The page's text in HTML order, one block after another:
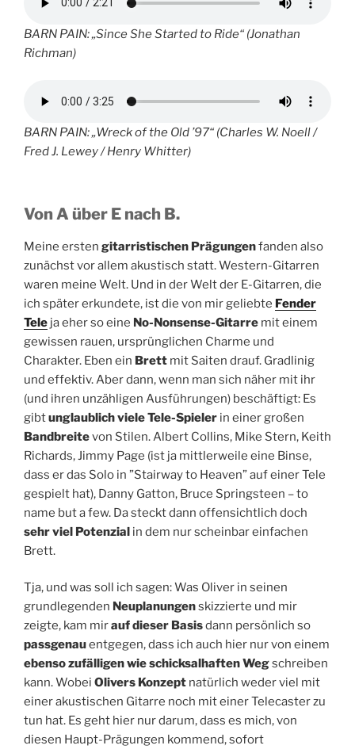
BARN PAIN: „Since She Started to Ride“ (Jonathan
Richman)
BARN PAIN: „Wreck of the Old ’97“ (Charles W. Noell /
Fred J. Lewey / Henry Whitter)
Von A über E nach B.
Meine ersten gitarristischen Prägungenfanden also
zunächst vor allem akustisch statt. Western-Gitarren
waren meine Welt. Und in der Welt der E-Gitarren, die
ich später erkundete, ist die von mir geliebte Fender
Tele ja eher so eine No-Nonsense-Gitarre mit einem
gewissen rauen, ursprünglichen Charme und
Charakter. Eben ein Brett mit Saiten drauf. Gradlinig
und effektiv. Aber dann, wenn man sich näher mit ihr
(und ihren unzähligen Ausführungen) beschäftigt: Es
gibtunglaublich viele Tele-Spieler in einer großen
Bandbreitevon Stilen. Albert Collins, Mike Stern, Keith
Richards, Jimmy Page (ist ja mittlerweile eine Binse,
dass er das Solo in ”Stairway to Heaven” auf einer Tele
gespielt hat), Danny Gatton, Bruce Springsteen – to
name but a few. Da steckt dann offensichtlich doch
sehr viel Potenzial in dem nur scheinbar einfachen
Brett.
Tja, und was soll ich sagen: Was Oliver in seinen
grundlegenden Neuplanungenskizzierte und mir
zeigte, kam mirauf dieser Basisdann persönlich so
passgenauentgegen, dass ich auch hier nur von einem
ebenso zufälligen wie schicksalhaften Wegschreiben
kann. Wobei Olivers Konzept natürlich weder viel mit
einer akustischen Gitarre noch mit einer Telecaster zu
tun hat. Es geht hier nur darum, dass es mich, von
diesen Haupt-Prägungen kommend, sofort